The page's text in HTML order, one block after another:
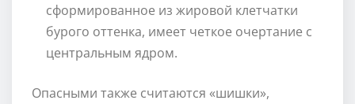
сформированное из жировой клетчатки
бурого оттенка, имеет четкое очертание с
центральным ядром.
Опасными также считаются «шишки»,